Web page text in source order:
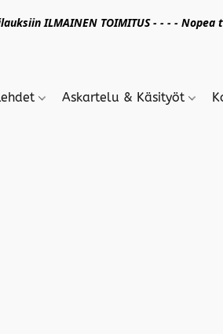
ILMAINEN TOIMITUS - - - -
Askartelu & Käsityöt